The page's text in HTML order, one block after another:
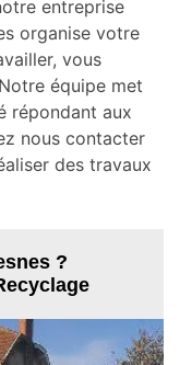
entreprise
organise votre
vous
équipe met
répondant aux
nous contacter
des travaux
?